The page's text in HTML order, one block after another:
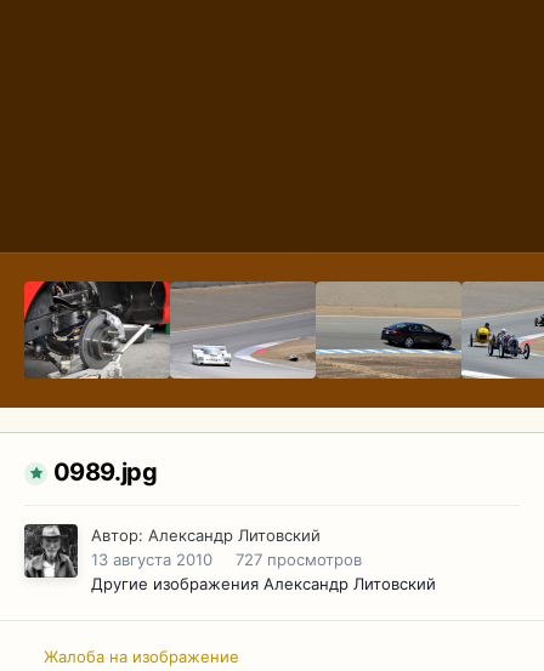
0989.jpg
Автор: Александр Литовский
13 августа 2010
727 просмотров
Другие изображения Александр Литовский
Жалоба на изображение